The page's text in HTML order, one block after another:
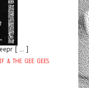
[ ... ]
& THE GEE GEES